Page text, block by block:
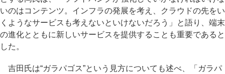
いのはコンテンツ。インフラの発展を考え、クラウドの先をい
くようなサービスも考えないといけないだろう」と語り、端末
の進化とともに新しいサービスを提供することも重要であると
した。
吉田氏は“ガラパゴス”という見方についても述べ、「ガラパ